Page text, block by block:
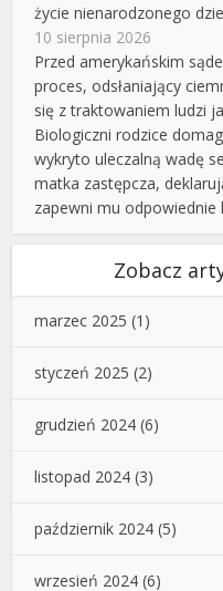
życie nienarodzonego
10 sierpnia 2026
Przed amerykańskim
proces, odsłaniający
się z traktowaniem ludzi
Biologiczni rodzice
wykryto uleczalną wadę
matka zastępcza,
zapewni mu odpowiednie
Zobacz
marzec 2025 (1)
styczeń 2025 (2)
grudzień 2024 (6)
listopad 2024 (3)
październik 2024 (5)
wrzesień 2024 (6)